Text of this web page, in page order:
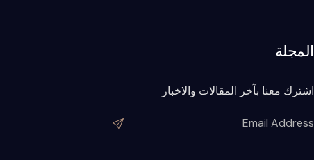
المجلة
اشترك معنا بآخر المقالات والاخبار